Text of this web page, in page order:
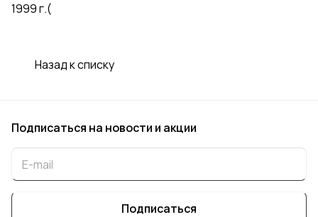
1999 г.(
Назад к списку
Подписаться на новости и акции
Подписаться